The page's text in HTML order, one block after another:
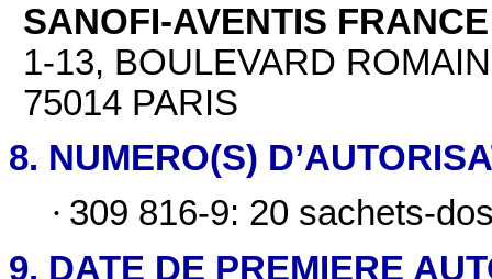
SANOFI-AVENTIS FRANCE
1-13, BOULEVARD
75014 PARIS
8. NUMERO(S)
· 309 816-9: 20 sachets-
9. DATE DE PREMIERE